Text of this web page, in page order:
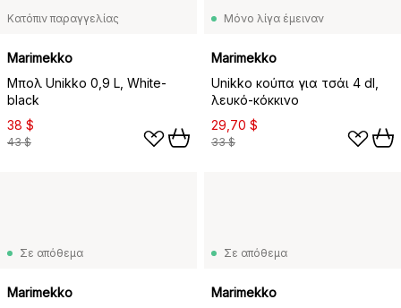
Κατόπιν παραγγελίας
Marimekko
Μπολ Unikko 0,9 L, White-
black
38 $
43 $
Μόνο λίγα έμειναν
Marimekko
Unikko κούπα για τσάι 4 dl,
λευκό-κόκκινο
29,70 $
33 $
Σε απόθεμα
Marimekko
Σε απόθεμα
Marimekko